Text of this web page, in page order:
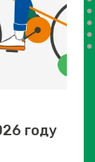
году